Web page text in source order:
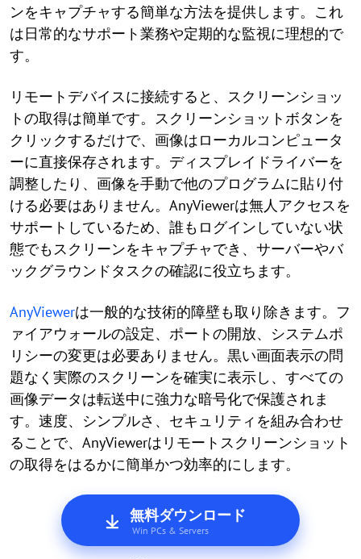
ンをキャプチャする簡単な方法を提供します。これ
は日常的なサポート業務や定期的な監視に理想的で
す。
リモートデバイスに接続すると、スクリーンショッ
トの取得は簡単です。スクリーンショットボタンを
クリックするだけで、画像はローカルコンピュータ
ーに直接保存されます。ディスプレイドライバーを
調整したり、画像を手動で他のプログラムに貼り付
ける必要はありません。AnyViewerは無人アクセスを
サポートしているため、誰もログインしていない状
態でもスクリーンをキャプチャでき、サーバーやバ
ックグラウンドタスクの確認に役立ちます。
AnyViewerは一般的な技術的障壁も取り除きます。フ
ァイアウォールの設定、ポートの開放、システムポ
リシーの変更は必要ありません。黒い画面表示の問
題なく実際のスクリーンを確実に表示し、すべての
画像データは転送中に強力な暗号化で保護されま
す。速度、シンプルさ、セキュリティを組み合わせ
ることで、AnyViewerはリモートスクリーンショット
の取得をはるかに簡単かつ効率的にします。
無料ダウンロード
Win PCs & Servers